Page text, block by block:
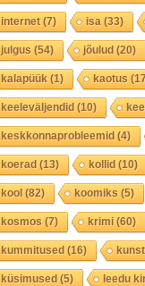
internet(7) isa(33)
julgus(54) jõulud(20)
kalapüük(1) kaotus
keeleväljendid(10)
keskkonnaprobleemid(4)
koerad(13) kollid(10)
kool(82) koomiks(5)
kosmos(7) krimi(60)
kummitused(16) kunst
küsimused(5) leedu